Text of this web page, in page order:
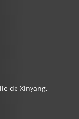
de Xinyang,